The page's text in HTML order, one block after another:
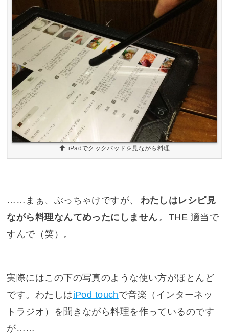
iPadでクックパッドを見ながら料理
……まぁ、ぶっちゃけですが、
わたしはレシピ見
ながら料理なんてめったにしません 。THE 適当で
すんで（笑）。
実際にはこの下の写真のような使い方がほとんど
です。わたしはiPod touchで音楽（インターネッ
トラジオ）を聞きながら料理を作っているのです
が……